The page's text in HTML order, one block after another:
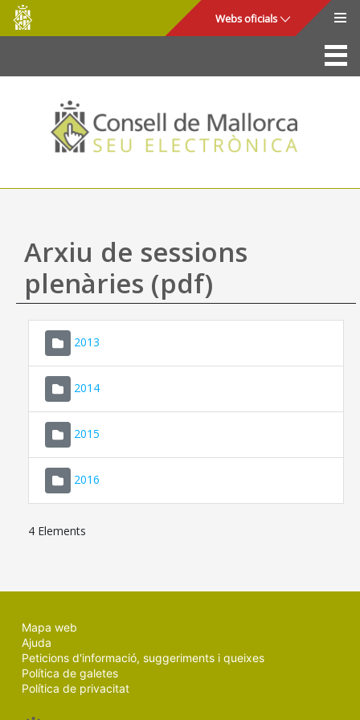
Salta al contingut principal
Consell
de
Mallorca
Webs oficials
La Seu
Consell de Mallorca
Accés i seguretat
Utilitats
Ajuda
Arxiu de sessions
plenàries (pdf)
2013
2014
2015
2016
4 Elements
Mapa web
Ajuda
Peticions d'informació, suggeriments i queixes
Política de galetes
Política de privacitat